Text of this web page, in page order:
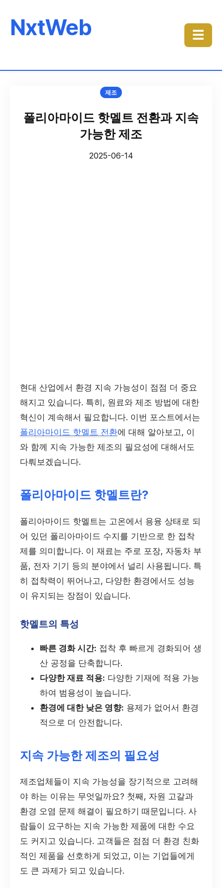
NxtWeb ☰
제조
폴리아마이드 핫멜트 전환과 지속
가능한 제조
2025-06-14
현대 산업에서 환경 지속 가능성이 점점 더 중요
해지고 있습니다. 특히, 원료와 제조 방법에 대한
혁신이 계속해서 필요합니다. 이번 포스트에서는
폴리아마이드 핫멜트 전환에 대해 알아보고, 이
와 함께 지속 가능한 제조의 필요성에 대해서도
다뤄보겠습니다.
폴리아마이드 핫멜트란?
폴리아마이드 핫멜트는 고온에서 용융 상태로 되
어 있던 폴리아마이드 수지를 기반으로 한 접착
제를 의미합니다. 이 재료는 주로 포장, 자동차 부
품, 전자 기기 등의 분야에서 널리 사용됩니다. 특
히 접착력이 뛰어나고, 다양한 환경에서도 성능
이 유지되는 장점이 있습니다.
핫멜트의 특성
빠른 경화 시간: 접착 후 빠르게 경화되어 생
산 공정을 단축합니다.
다양한 재료 적용: 다양한 기재에 적용 가능
하여 범용성이 높습니다.
환경에 대한 낮은 영향: 용제가 없어서 환경
적으로 더 안전합니다.
지속 가능한 제조의 필요성
제조업체들이 지속 가능성을 장기적으로 고려해
야 하는 이유는 무엇일까요? 첫째, 자원 고갈과
환경 오염 문제 해결이 필요하기 때문입니다. 사
람들이 요구하는 지속 가능한 제품에 대한 수요
도 커지고 있습니다. 고객들은 점점 더 환경 친화
적인 제품을 선호하게 되었고, 이는 기업들에게
도 큰 과제가 되고 있습니다.